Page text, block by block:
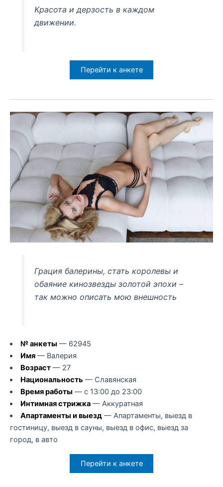
Красота и дерзость в каждом
движении.
Перейти к анкете
Грация балерины, стать королевы и
обаяние кинозвезды золотой эпохи –
так можно описать мою внешность
№ анкеты — 62945
Имя— Валерия
Возраст— 27
Национальность — Славянская
Время работы — с 13:00 до 23:00
Интимная стрижка— Аккуратная
Апартаменты и выезд— Апартаменты, выезд в
гостиницу, выезд в сауны, выезд в офис, выезд за
город, в авто
Перейти к анкете